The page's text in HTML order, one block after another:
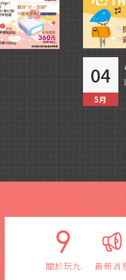
04
5月
關於玩九 最新消